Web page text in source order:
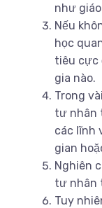
như
Nếu
học
tiêu cực
gia nào.
Trong
tư nhân
các lĩnh
gian
Nghiên
tư nhân
Tuy